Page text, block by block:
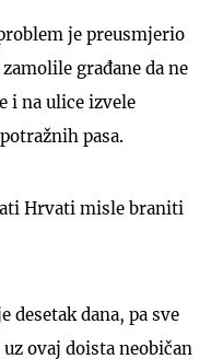
je preusmjerio
građane da ne
i na ulice izvele
pasa.
Hrvati misle braniti
desetak dana, pa sve
ovaj doista neobičan